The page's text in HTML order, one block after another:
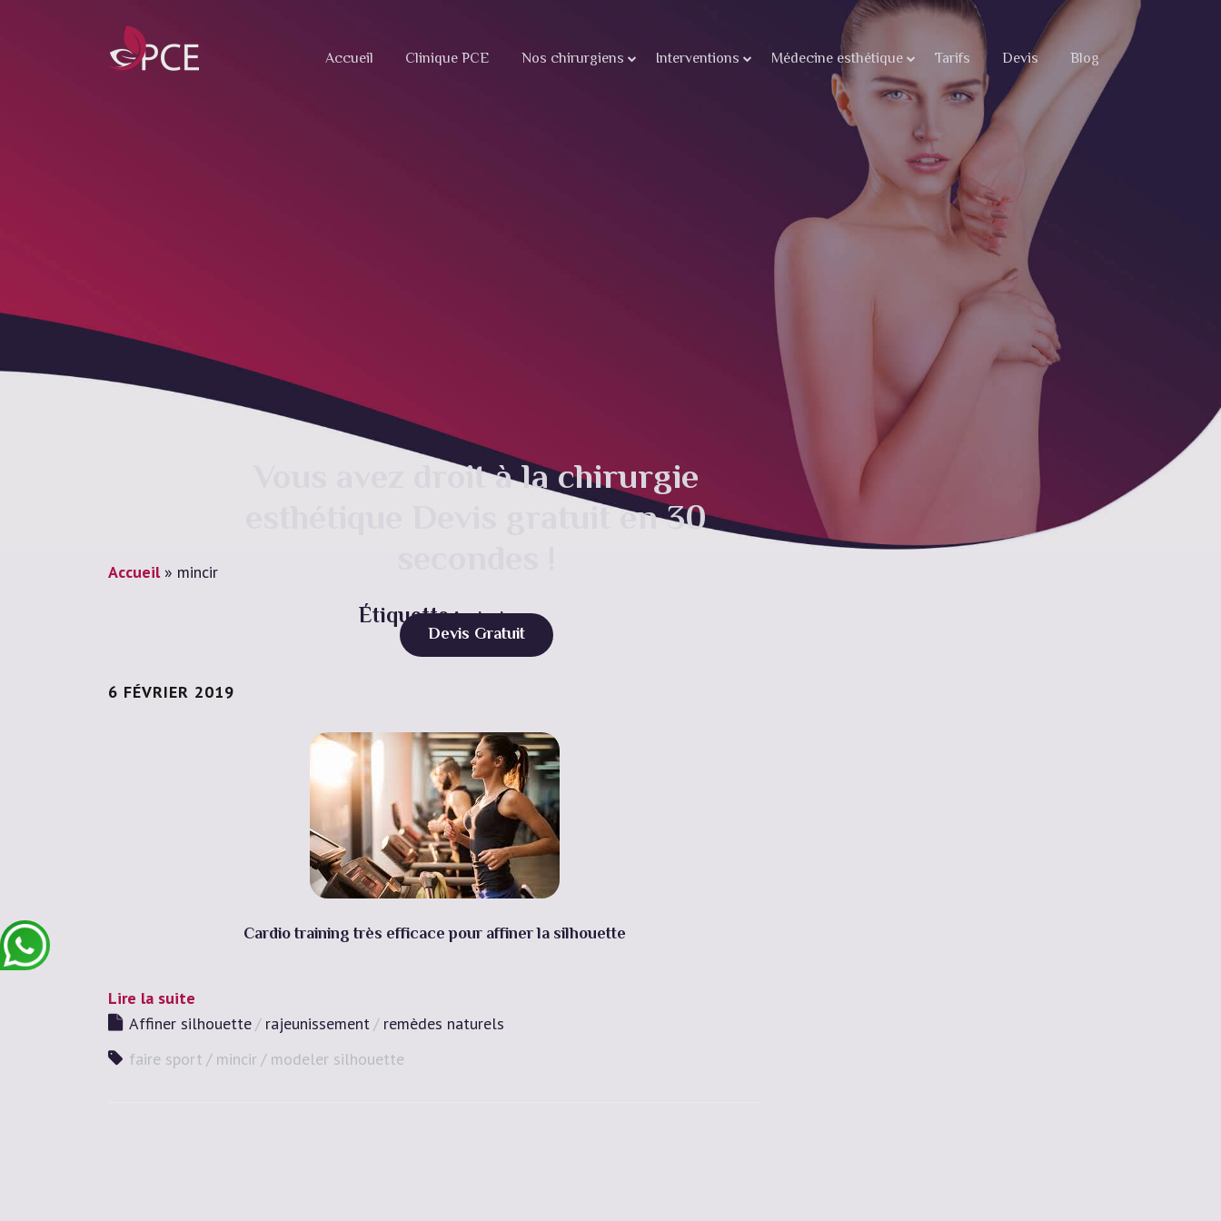
Accueil Clinique PCE Nos chirurgiens Interventions Médecine esthétique Tarifs Devis Blog
Vous avez droit à la chirurgie
esthétique Devis gratuit en 30
Devis Gratuit
Accueil» mincir
Étiquette :mincir
6 FÉVRIER 2019
Cardio training très efficace pour affiner la silhouette
Lire la suite
Affiner silhouette
rajeunissement
remèdes naturels
faire sport
mincir modeler silhouette